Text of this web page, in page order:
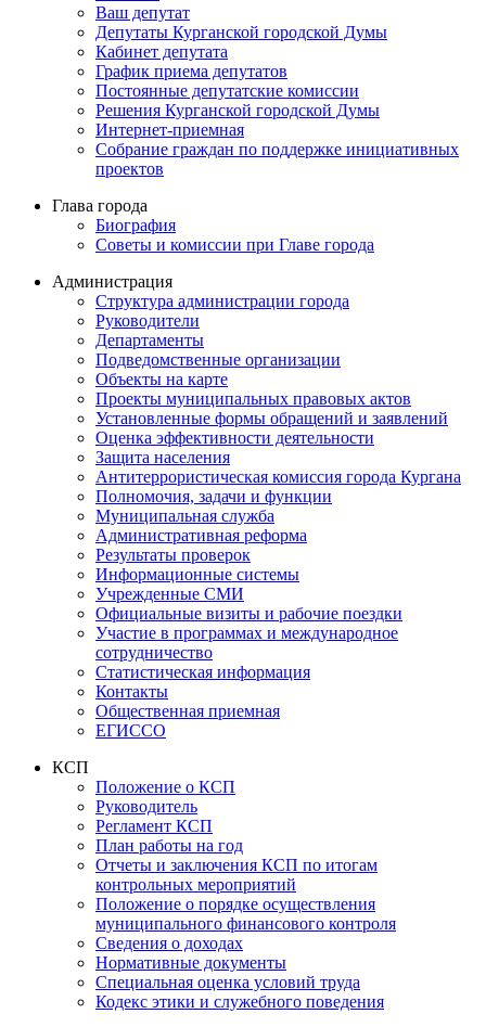
Ваш депутат
Депутаты Курганской городской Думы
Кабинет депутата
График приема депутатов
Постоянные депутатские комиссии
Решения Курганской городской Думы
Интернет-приемная
Собрание граждан по поддержке инициативных
проектов
Глава города
Биография
Советы и комиссии при Главе города
Администрация
Структура администрации города
Руководители
Департаменты
Подведомственные организации
Объекты на карте
Проекты муниципальных правовых актов
Установленные формы обращений и заявлений
Оценка эффективности деятельности
Защита населения
Антитеррористическая комиссия города Кургана
Полномочия, задачи и функции
Муниципальная служба
Административная реформа
Результаты проверок
Информационные системы
Учрежденные СМИ
Официальные визиты и рабочие поездки
Участие в программах и международное
сотрудничество
Статистическая информация
Контакты
Общественная приемная
ЕГИССО
КСП
Положение о КСП
Руководитель
Регламент КСП
План работы на год
Отчеты и заключения КСП по итогам
контрольных мероприятий
Положение о порядке осуществления
муниципального финансового контроля
Сведения о доходах
Нормативные документы
Специальная оценка условий труда
Кодекс этики и служебного поведения